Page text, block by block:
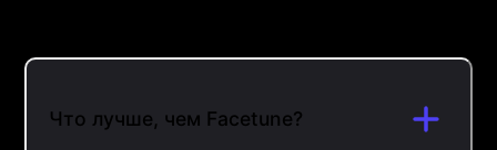
Что лучше, чем Facetune?